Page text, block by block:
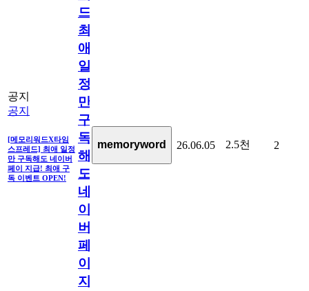
공지
공지
[메모리워드X타임
스프레드] 최애 일정
만 구독해도 네이버
페이 지급! 최애 구
독 이벤트 OPEN!
드]
최
애
일
정
만
구
독
해
도
네
이
버
페
이
지
memoryword 26.06.05 2.5천 2